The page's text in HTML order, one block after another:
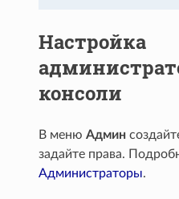
Настройка
консоли
В менюАдмин
задайте права.
Администраторы.